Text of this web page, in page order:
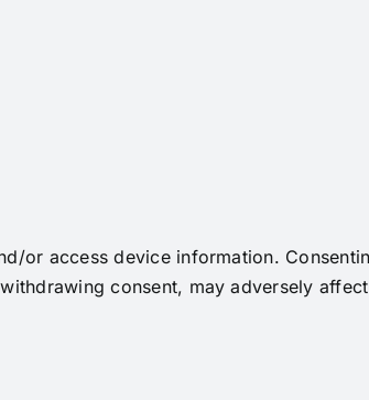
or access device information.
consent, may adversely